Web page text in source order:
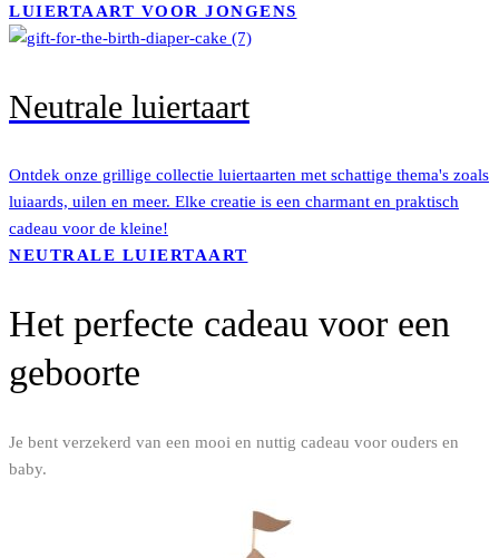
LUIERTAART VOOR JONGENS
Neutrale luiertaart
Ontdek onze grillige collectie luiertaarten met schattige thema's zoals
luiaards, uilen en meer. Elke creatie is een charmant en praktisch
cadeau voor de kleine!
NEUTRALE LUIERTAART
Het perfecte cadeau voor een
geboorte
Je bent verzekerd van een mooi en nuttig cadeau voor ouders en
baby.